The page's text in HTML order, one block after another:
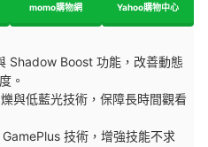
momo購物網 Yahoo購物中心
Shadow Boost 功能，改善動態
。
與低藍光技術，保障長時間觀看
技術，增強技能不求